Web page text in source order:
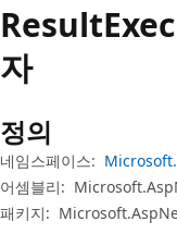
Result
자
정의
네임스페이스:
어셈블리:
패키지: